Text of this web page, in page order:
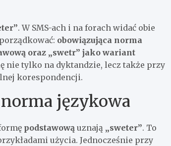
. W SMS-ach i na forach widać obie
obowiązująca norma
oraz „swetr” jako wariant
nie tylko na dyktandzie, lecz także przy
korespondencji.
norma językowa
podstawową uznają „sweter”. To
użycia. Jednocześnie przy